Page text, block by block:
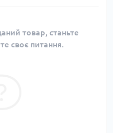
товар, станьте
своє питання.